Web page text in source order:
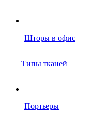
Шторы в офис
Типы тканей
Портьеры